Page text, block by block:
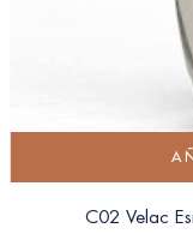
C02 Velac